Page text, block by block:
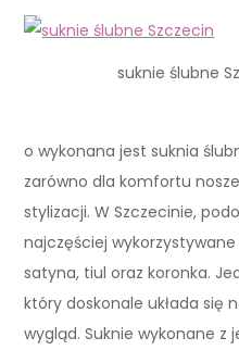
suknie ślubne
o wykonana jest suknia
zarówno dla komfortu
stylizacji. W Szczecinie,
najczęściej
satyna, tiul oraz koronka.
który doskonale układa się
wygląd. Suknie wykonane z